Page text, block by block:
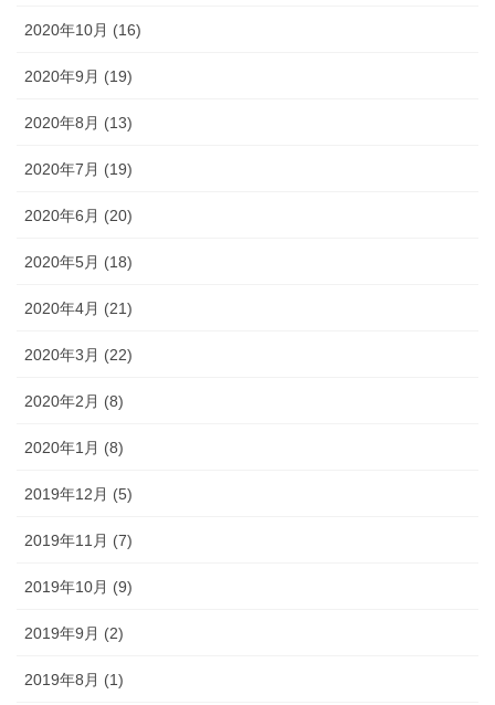
2020年10月 (16)
2020年9月 (19)
2020年8月 (13)
2020年7月 (19)
2020年6月 (20)
2020年5月 (18)
2020年4月 (21)
2020年3月 (22)
2020年2月 (8)
2020年1月 (8)
2019年12月 (5)
2019年11月 (7)
2019年10月 (9)
2019年9月 (2)
2019年8月 (1)